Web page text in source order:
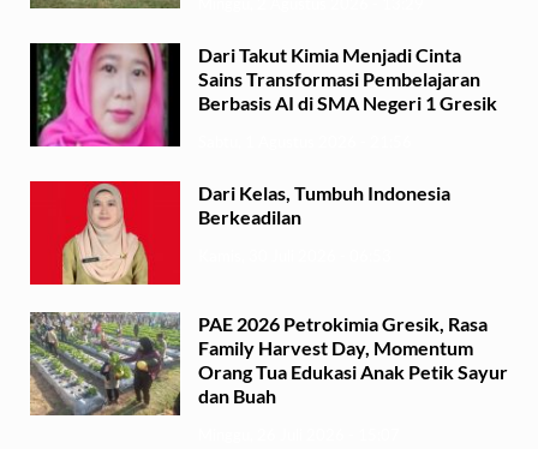
Dari Takut Kimia Menjadi Cinta
Sains Transformasi Pembelajaran
Berbasis AI di SMA Negeri 1 Gresik
Dari Kelas, Tumbuh Indonesia
Berkeadilan
PAE 2026 Petrokimia Gresik, Rasa
Family Harvest Day, Momentum
Orang Tua Edukasi Anak Petik Sayur
dan Buah